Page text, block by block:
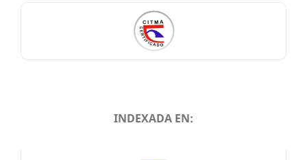
INDEXADA EN: